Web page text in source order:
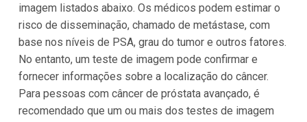
imagem listados abaixo. Os médicos podem estimar o
risco de disseminação, chamado de metástase, com
base nos níveis de PSA, grau do tumor e outros fatores.
No entanto, um teste de imagem pode confirmar e
fornecer informações sobre a localização do câncer.
Para pessoas com câncer de próstata avançado, é
recomendado que um ou mais dos testes de imagem